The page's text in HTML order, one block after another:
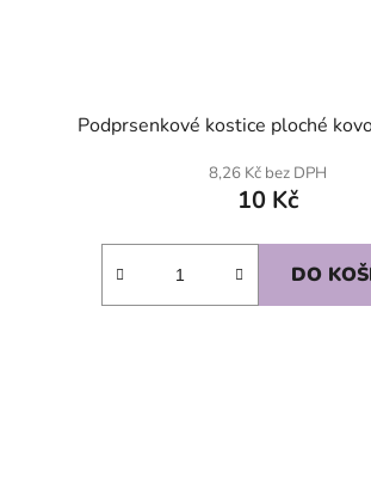
Podprsenkové kostice ploché
8,26 Kč bez DPH
10 Kč
DO